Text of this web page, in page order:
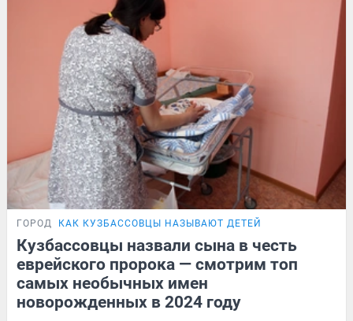
ГОРОД КАК КУЗБАССОВЦЫ НАЗЫВАЮТ ДЕТЕЙ
Кузбассовцы назвали сына в честь
еврейского пророка — смотрим топ
самых необычных имен
новорожденных в 2024 году